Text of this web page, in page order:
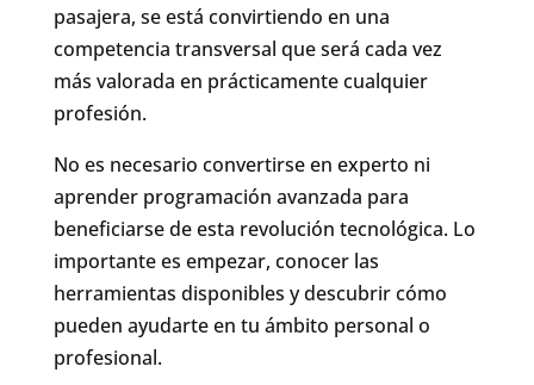
pasajera, se está convirtiendo en una
competencia transversal que será cada vez
más valorada en prácticamente cualquier
profesión.
No es necesario convertirse en experto ni
aprender programación avanzada para
beneficiarse de esta revolución tecnológica. Lo
importante es empezar, conocer las
herramientas disponibles y descubrir cómo
pueden ayudarte en tu ámbito personal o
profesional.